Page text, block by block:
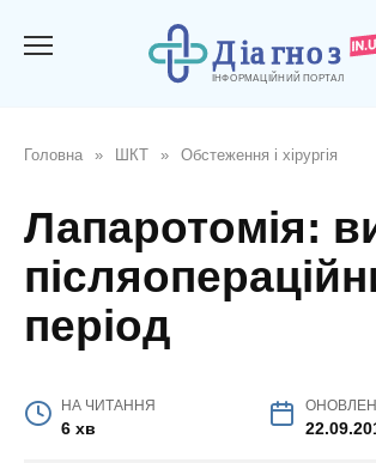
Головна » ШКТ » Обстеження і хірургія
Лапаротомія:
період
НА ЧИТАННЯ
6 хв